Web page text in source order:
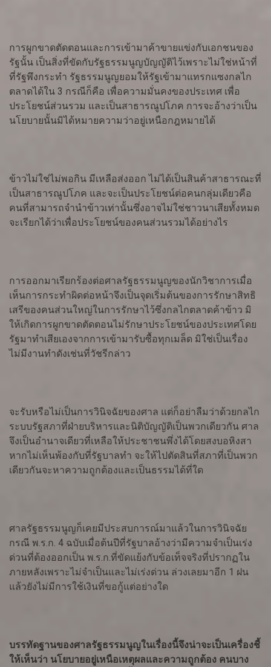
การผูกขาดตัดตอนและการเข้ามาค้าขายแข่งกับเอกชนของ
รัฐนั้น เป็นสิ่งที่ขัดกับรัฐธรรมนูญบัญญัติไว้เพราะไม่ใช่หน้าที่
ที่รัฐพึงกระทำ รัฐธรรมนูญยอมให้รัฐเข้ามาแทรกแซงกลไก
ตลาดได้ใน 3 กรณีก็คือ เพื่อความมั่นคงของประเทศ เพื่อ
ประโยชน์ส่วนรวม และเป็นสาธารณูปโภค การจะอ้างว่าเป็น
นโยบายนั้นมิได้หมายความว่าอยู่เหนือกฎหมายได้
ข้าวไม่ใช่ไม่พอกิน มีเหลือส่งออก ไม่ได้เป็นสินค้าสาธารณะที่
เป็นสาธารณูปโภค และจะเป็นประโยชน์ต่อคนกลุ่มเดียวคือ
คนที่สามารถจำนำข้าวเท่านั้นซึ่งอาจไม่ใช่ชาวนาเสียทั้งหมด
จะเรียกได้ว่าเพื่อประโยชน์ของคนส่วนรวมได้อย่างไร
การออกมาเรียกร้องต่อศาลรัฐธรรมนูญของนักวิชาการเมื่อ
เห็นการกระทำผิดต่อหน้าจึงเป็นจุดเริ่มต้นของการรักษาสิทธิ
เสรีของคนส่วนใหญ่ในการรักษาไว้ซึ่งกลไกตลาดค้าข้าว มิ
ให้เกิดการผูกขาดตัดตอนไม่รักษาประโยชน์ของประเทศโดย
รัฐมาทำเสียเองจากการเข้ามารับซื้อทุกเมล็ด มิใช่เป็นเรื่อง
ไม่มีงานทำดังเช่นที่วัชรีกล่าว
จะรับหรือไม่เป็นการวินิจฉัยของศาล แต่ก็อย่าลืมว่าด้วยกลไก
ระบบรัฐสภาที่ฝ่ายบริหารและนิติบัญญัติเป็นพวกเดียวกัน ศาล
จึงเป็นอำนาจเดียวที่เหลือให้ประชาชนพึ่งได้โดยสงบอหิงสา
หากไม่เห็นพ้องกับที่รัฐบาลทำ จะให้ไปตัดสินที่สภาที่เป็นพวก
เดียวกันจะหาความถูกต้องและเป็นธรรมได้ที่ใด
ศาลรัฐธรรมนูญก็เคยมีประสบการณ์มาแล้วในการวินิจฉัย
กรณี พ.ร.ก. 4 ฉบับเมื่อต้นปีที่รัฐบาลอ้างว่ามีความจำเป็นเร่ง
ด่วนที่ต้องออกเป็น พ.ร.ก.ที่ขัดแย้งกับข้อเท็จจริงที่ปรากฏใน
ภายหลังเพราะไม่จำเป็นและไม่เร่งด่วน ล่วงเลยมาอีก 1 ฝน
แล้วยังไม่มีการใช้เงินที่ขอกู้แต่อย่างใด
บรรทัดฐานของศาลรัฐธรรมนูญในเรื่องนี้จึงน่าจะเป็นเครื่องชี้
ให้เห็นว่า นโยบายอยู่เหนือเหตุผลและความถูกต้อง คนบาง